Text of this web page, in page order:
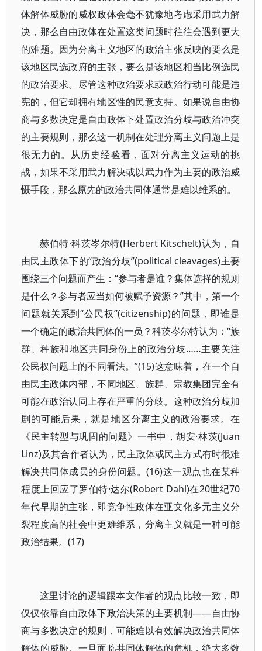
体解体威胁的威权政体会毫不犹豫地考虑采用武力解
决，那么自由政体在处置这类问题时往往会遇到更大
的难题。因为分离主义地区的政治主张反映的要么是
该地区民选政府的主张，要么是该地区相当比例选民
的政治要求。尽管这种政治要求或政治行动可能是违
宪的，但它却拥有地区性的民意支持。如果说自由协
商与多数决定是自由政体下处置政治分歧与政治冲突
的主要规则，那么这一机制在处理分离主义问题上是
很无力的。从历史经验看，面对分离主义运动的挑
战，如果不采用武力解决或以武力作为主要的政治威
慑手段，那么原先的政治共同体通常是难以维系的。
赫伯特·科茨岑尔特(Herbert Kitschelt)认为，自
由民主政体下的“政治分歧”(political cleavages)主要
围绕三个问题而产生：“参与者是谁？集体选择的规则
是什么？参与者应当如何被赋予资源？”其中，第一个
问题就关系到“公民权”(citizenship)的问题，即谁是
一个确定的政治共同体的一员？科茨岑尔特认为：“族
群、种族和地区共同身份上的政治分歧……主要关注
公民权问题上的不同看法。”(15)这意味着，在一个自
由民主政体内部，不同地区、族群、宗教集团完全有
可能在政治认同上存在严重的分歧。这种政治分歧加
剧的可能后果，就是地区分离主义的政治要求。在
《民主转型与巩固的问题》一书中，胡安·林茨(Juan
Linz)及其合作者认为，民主政体或民主方式有时很难
解决共同体成员的身份问题。(16)这一观点也在某种
程度上回应了罗伯特·达尔(Robert Dahl)在20世纪70
年代早期的主张，即竞争性政体在亚文化多元主义分
裂程度高的社会中更难维系，分离主义就是一种可能
政治结果。(17)
这里讨论的逻辑跟本文作者的观点比较一致，即
仅仅依靠自由政体下政治决策的主要机制——自由协
商与多数决定的规则，可能难以有效解决政治共同体
解体的威胁。一旦面临共同体解体的危机，绝大多数